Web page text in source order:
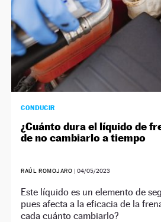
CONDUCIR
¿Cuánto dura el líquido de
de no cambiarlo a tiempo
RAÚL ROMOJARO | 04/05/2023
Este líquido es un elemento de
pues afecta a la eficacia de la
cada cuánto cambiarlo?